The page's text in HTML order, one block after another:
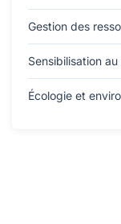
Gestion des
Sensibilisation
Écologie et